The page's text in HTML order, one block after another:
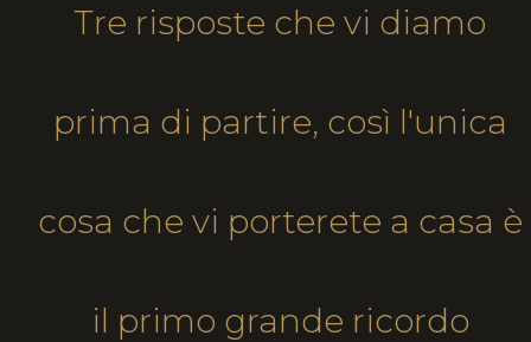
Tre risposte che vi diamo
prima di partire, così l'unica
cosa che vi porterete a casa è
il primo grande ricordo